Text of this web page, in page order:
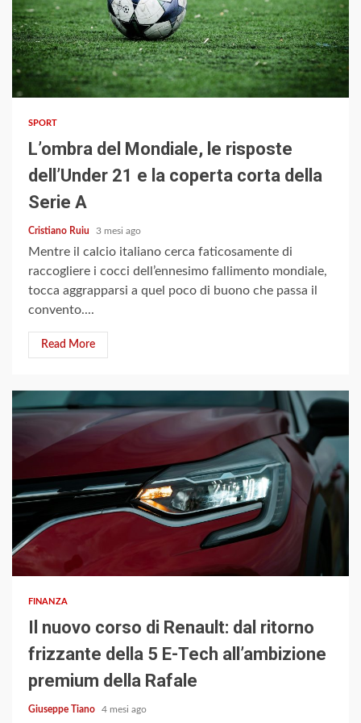
3 min read
SPORT
L’ombra del Mondiale, le risposte
dell’Under 21 e la coperta corta della
Serie A
Cristiano Ruiu 3 mesi ago
Mentre il calcio italiano cerca faticosamente di
raccogliere i cocci dell’ennesimo fallimento mondiale,
tocca aggrapparsi a quel poco di buono che passa il
convento....
Read More
4 min read
FINANZA
Il nuovo corso di Renault: dal ritorno
frizzante della 5 E-Tech all’ambizione
premium della Rafale
Giuseppe Tiano 4 mesi ago